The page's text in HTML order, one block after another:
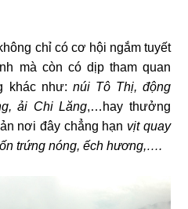
chỉ có cơ hội ngắm tuyết
mà còn có dịp tham quan
khác như: núi Tô Thị, động
ải Chi Lăng,…hay thưởng
nơi đây chẳng hạn vịt quay
trứng nóng, ếch hương,….